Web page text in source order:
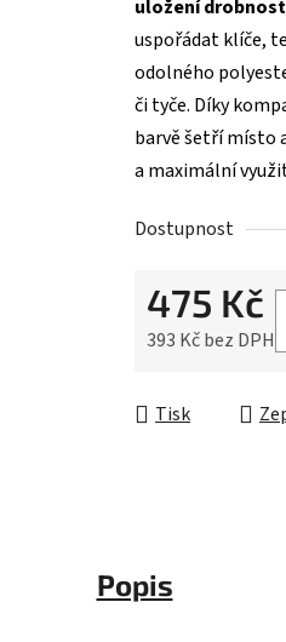
hvězdiček.
uložení
uspořádat klíče,
odolného
či tyče. Díky
barvě šetří místo
a maximální
Dostupnost
475 Kč
393 Kč bez DPH
Tisk
Popis